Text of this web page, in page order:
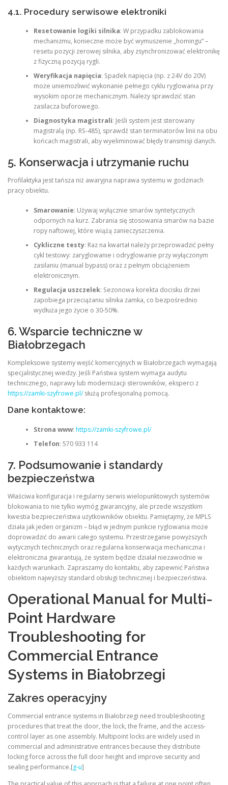
4.1. Procedury serwisowe elektroniki
Resetowanie logiki silnika: W przypadku zablokowania
mechanizmu, konieczne może być wymuszenie „homingu” –
resetu pozycji zerowej silnika, aby zsynchronizować elektronikę
z fizyczną pozycją rygli.
Weryfikacja napięcia: Spadek napięcia (np. z 24V do 20V)
może uniemożliwić wykonanie pełnego cyklu ryglowania przy
wysokim oporze mechanicznym. Należy sprawdzić stan
zasilacza buforowego.
Diagnostyka magistrali: Jeśli system jest sterowany
magistralą (np. RS-485), sprawdź stan terminatorów linii na obu
końcach magistrali, aby wyeliminować błędy transmisji danych.
5. Konserwacja i utrzymanie ruchu
Profilaktyka jest tańsza niż awaryjna naprawa systemu w godzinach
pracy obiektu.
Smarowanie: Używaj wyłącznie smarów syntetycznych
odpornych na kurz. Zabrania się stosowania smarów na bazie
ropy naftowej, które wiążą zanieczyszczenia.
Cykliczne testy: Raz na kwartał należy przeprowadzić pełny
cykl testowy: zaryglowanie i odryglowanie przy wyłączonym
zasilaniu (manual bypass) oraz z pełnym obciążeniem
elektronicznym.
Regulacja uszczelek: Sezonowa korekta docisku drzwi
zapobiega przeciążaniu silnika zamka, co bezpośrednio
wydłuża jego życie o 30-50%.
6. Wsparcie techniczne w
Białobrzegach
Kompleksowe systemy wejść komercyjnych w Białobrzegach wymagają
specjalistycznej wiedzy. Jeśli Państwa system wymaga audytu
technicznego, naprawy lub modernizacji sterowników, eksperci z
https://zamki-szyfrowe.pl/służą profesjonalną pomocą.
Dane kontaktowe:
Strona www: https://zamki-szyfrowe.pl/
Telefon: 570 933 114
7. Podsumowanie i standardy
bezpieczeństwa
Właściwa konfiguracja i regularny serwis wielopunktowych systemów
blokowania to nie tylko wymóg gwarancyjny, ale przede wszystkim
kwestia bezpieczeństwa użytkowników obiektu. Pamiętajmy, że MPLS
działa jak jeden organizm – błąd w jednym punkcie ryglowania może
doprowadzić do awarii całego systemu. Przestrzeganie powyższych
wytycznych technicznych oraz regularna konserwacja mechaniczna i
elektroniczna gwarantują, że system będzie działał niezawodnie w
każdych warunkach. Zapraszamy do kontaktu, aby zapewnić Państwa
obiektom najwyższy standard obsługi technicznej i bezpieczeństwa.
Operational Manual for Multi-
Point Hardware
Troubleshooting for
Commercial Entrance
Systems in Białobrzegi
Zakres operacyjny
Commercial entrance systems in Białobrzegi need troubleshooting
procedures that treat the door, the lock, the frame, and the access-
control layer as one assembly. Multipoint locks are widely used in
commercial and administrative entrances because they distribute
locking force across the full door height and improve security and
sealing performance.[g-u]